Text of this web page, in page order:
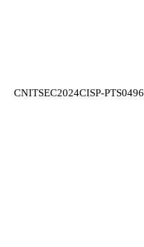
CNITSEC2024CISP-